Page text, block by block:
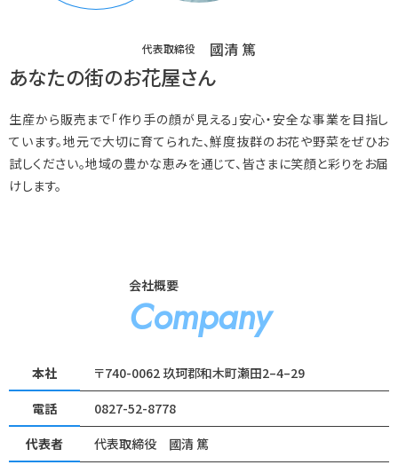
あなたの街のお花屋さん
生産から販売まで「作り手の顔が見える」安心・安全な事業を目指し
ています。地元で大切に育てられた、鮮度抜群のお花や野菜をぜひお
試しください。地域の豊かな恵みを通じて、皆さまに笑顔と彩りをお届
けします。
代表取締役 國清 篤
会社概要
Company
本社
〒740-0062 玖珂郡和木町瀬田2–4–29
電話
0827-52-8778
代表者
代表取締役 國清 篤